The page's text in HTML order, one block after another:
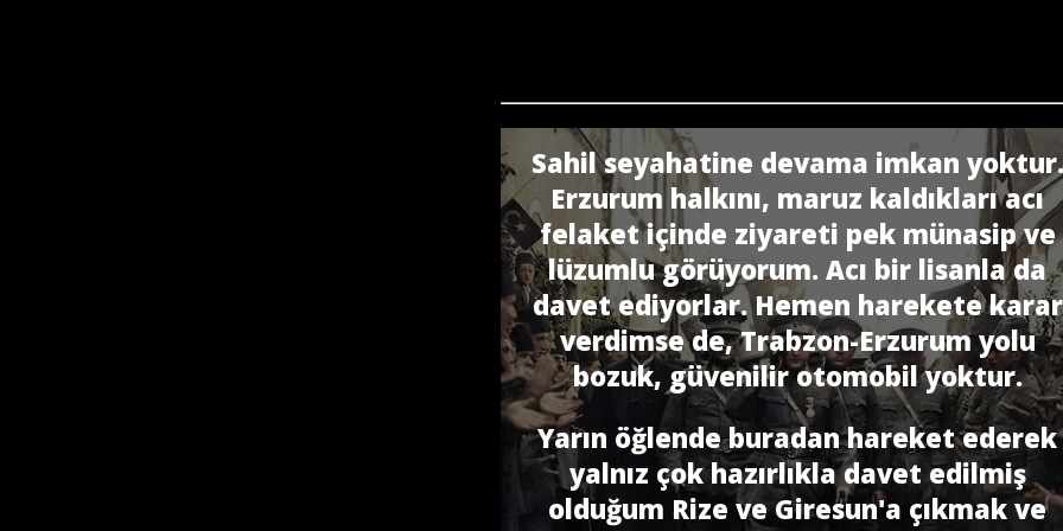
Sahil seyahatine devama imkan yoktur.
Erzurum halkını, maruz kaldıkları acı
felaket içinde ziyareti pek münasip ve
lüzumlu görüyorum. Acı bir lisanla da
davet ediyorlar. Hemen harekete karar
verdimse de, Trabzon-Erzurum yolu
bozuk, güvenilir otomobil yoktur.
Yarın öğlende buradan hareket ederek
yalnız çok hazırlıkla davet edilmiş
olduğum Rize ve Giresun'a çıkmak ve